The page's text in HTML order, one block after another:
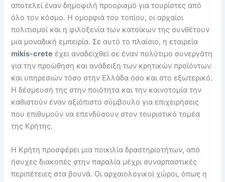
αποτελεί έναν δημοφιλή προορισμό για τουρίστες από
όλο τον κόσμο. Η ομορφιά του τοπίου, οι αρχαίοι
πολιτισμοί και η φιλοξενία των κατοίκων της συνθέτουν
μια μοναδική εμπειρία. Σε αυτό το πλαίσιο, η εταιρεία
mikis-crete έχει αναδειχθεί σε έναν πολύτιμο συνεργάτη
για την προώθηση και ανάδειξη των κρητικών προϊόντων
και υπηρεσιών τόσο στην Ελλάδα όσο και στο εξωτερικό.
Η δέσμευσή της στην ποιότητα και την καινοτομία την
καθιστούν έναν αξιόπιστο σύμβουλο για επιχειρήσεις
που επιθυμούν να επενδύσουν στον τουριστικό τομέα
της Κρήτης.
Η Κρήτη προσφέρει μια ποικιλία δραστηριοτήτων, από
ήσυχες διακοπές στην παραλία μέχρι συναρπαστικές
περιπέτειες στα βουνά. Οι αρχαιολογικοί χώροι, όπως η